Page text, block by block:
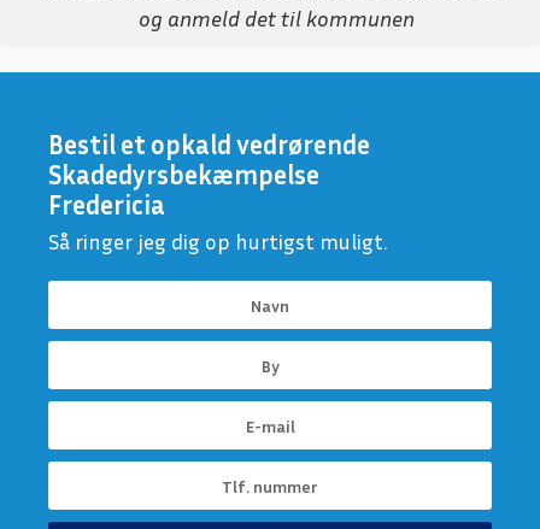
og anmeld det til kommunen
Bestil et opkald vedrørende
Skadedyrsbekæmpelse
Fredericia
Så ringer jeg dig op hurtigst muligt.